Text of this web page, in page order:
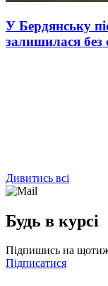
У Бердянську
залишилася без
Дивитись всі
Будь в курсі
Підпишись на
Підписатися